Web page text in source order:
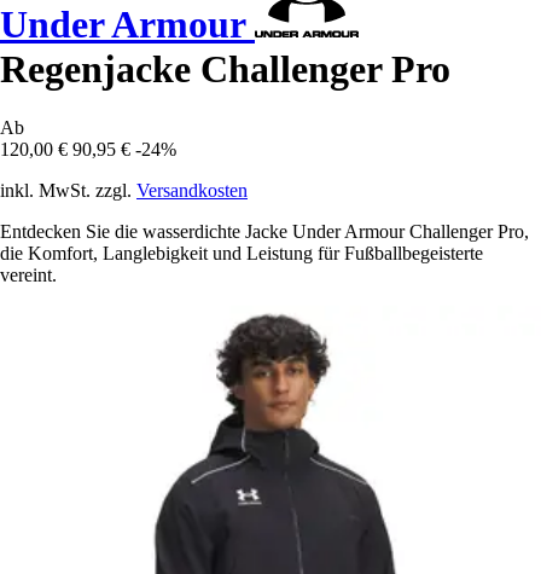
Under Armour
Regenjacke Challenger Pro
Ab
120,00 € 90,95 € -24%
inkl. MwSt. zzgl. Versandkosten
Entdecken Sie die wasserdichte Jacke Under Armour Challenger Pro,
die Komfort, Langlebigkeit und Leistung für Fußballbegeisterte
vereint.